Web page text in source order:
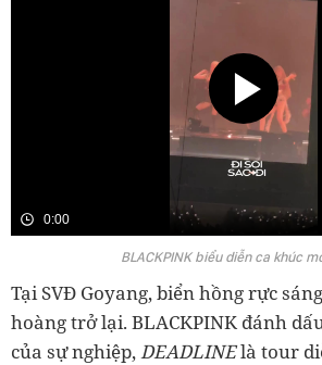
0:00
BLACKPINK biểu diễn ca khúc
Tại SVĐ Goyang, biển hồng rực
hoàng trở lại. BLACKPINK đánh
của sự nghiệp,DEADLINElà tour